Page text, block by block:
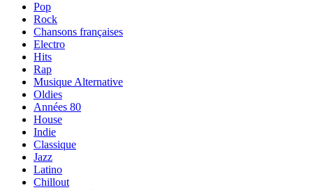
Pop
Rock
Chansons françaises
Electro
Hits
Rap
Musique Alternative
Oldies
Années 80
House
Indie
Classique
Jazz
Latino
Chillout